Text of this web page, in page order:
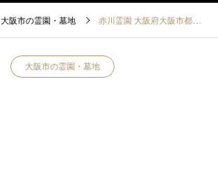
大阪市の霊園・墓地 赤川霊園 大阪府大阪市都島区大東町2丁目19
大阪市の霊園・墓地